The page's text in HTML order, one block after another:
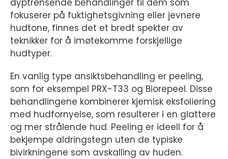
dyptrensende behandlinger til dem som
fokuserer på fuktighetsgivning eller jevnere
hudtone, finnes det et bredt spekter av
teknikker for å imøtekomme forskjellige
hudtyper.
En vanlig type ansiktsbehandling er peeling,
som for eksempel PRX-T33 og Biorepeel. Disse
behandlingene kombinerer kjemisk eksfoliering
med hudfornyelse, som resulterer i en glattere
og mer strålende hud. Peeling er ideell for å
bekjempe aldringstegn uten de typiske
bivirkningene som avskalling av huden.